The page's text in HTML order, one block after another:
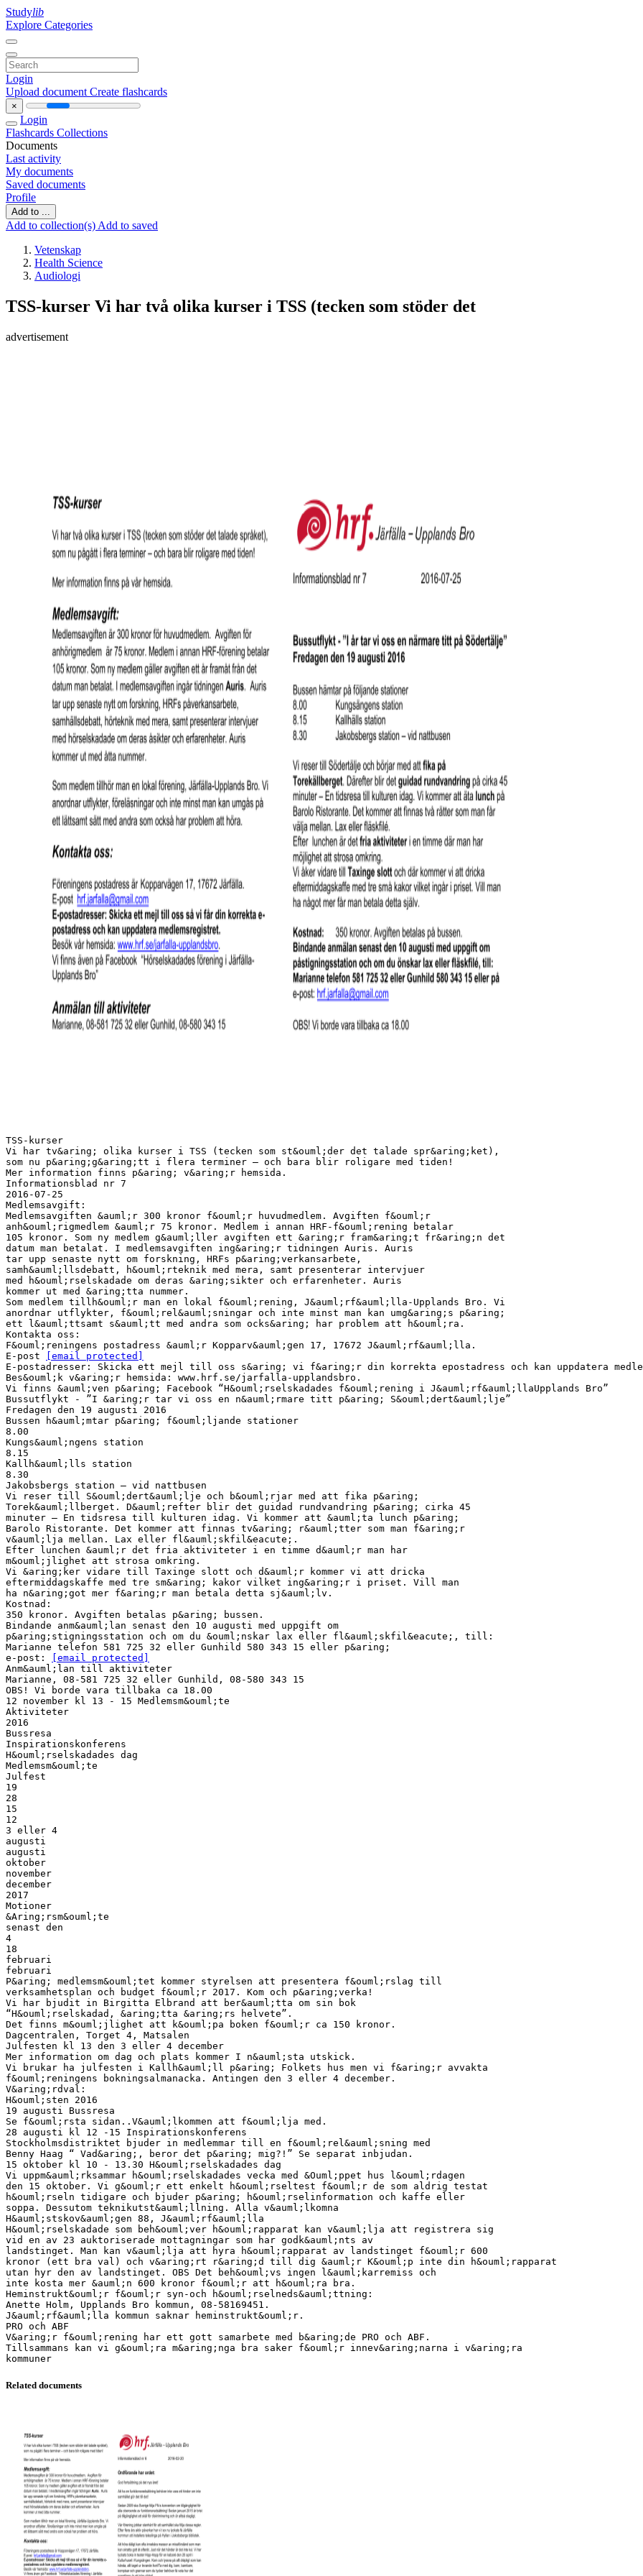
Studylib
Explore Categories
Login
Upload document Create flashcards
×
Login
Flashcards Collections
Documents
Last activity
My documents
Saved documents
Profile
Add to ...
Add to collection(s) Add to saved
Vetenskap
Health Science
Audiologi
TSS-kurser Vi har två olika kurser i TSS (tecken som stöder det
advertisement
TSS-kurser
Vi har tv&aring; olika kurser i TSS (tecken som st&ouml;der det talade spr&aring;ket),
som nu p&aring;g&aring;tt i flera terminer – och bara blir roligare med tiden!
Mer information finns p&aring; v&aring;r hemsida.
Informationsblad nr 7
2016-07-25
Medlemsavgift:
Medlemsavgiften &auml;r 300 kronor f&ouml;r huvudmedlem. Avgiften f&ouml;r
anh&ouml;rigmedlem &auml;r 75 kronor. Medlem i annan HRF-f&ouml;rening betalar
105 kronor. Som ny medlem g&auml;ller avgiften ett &aring;r fram&aring;t fr&aring;n det
datum man betalat. I medlemsavgiften ing&aring;r tidningen Auris. Auris
tar upp senaste nytt om forskning, HRFs p&aring;verkansarbete,
samh&auml;llsdebatt, h&ouml;rteknik med mera, samt presenterar intervjuer
med h&ouml;rselskadade om deras &aring;sikter och erfarenheter. Auris
kommer ut med &aring;tta nummer.
Som medlem tillh&ouml;r man en lokal f&ouml;rening, J&auml;rf&auml;lla-Upplands Bro. Vi
anordnar utflykter, f&ouml;rel&auml;sningar och inte minst man kan umg&aring;s p&aring;
ett l&auml;ttsamt s&auml;tt med andra som ocks&aring; har problem att h&ouml;ra.
Kontakta oss:
F&ouml;reningens postadress &auml;r Kopparv&auml;gen 17, 17672 J&auml;rf&auml;lla.
E-post
[email protected]
E-postadresser: Skicka ett mejl till oss s&aring; vi f&aring;r din korrekta epostadress och kan uppdatera
Bes&ouml;k v&aring;r hemsida: www.hrf.se/jarfalla-upplandsbro.
Vi finns &auml;ven p&aring; Facebook “H&ouml;rselskadades f&ouml;rening i J&auml;rf&auml;llaUpplands Bro”
Bussutflykt - ”I &aring;r tar vi oss en n&auml;rmare titt p&aring; S&ouml;dert&auml;lje”
Fredagen den 19 augusti 2016
Bussen h&auml;mtar p&aring; f&ouml;ljande stationer
8.00
Kungs&auml;ngens station
8.15
Kallh&auml;lls station
8.30
Jakobsbergs station – vid nattbusen
Vi reser till S&ouml;dert&auml;lje och b&ouml;rjar med att fika p&aring;
Torek&auml;llberget. D&auml;refter blir det guidad rundvandring p&aring; cirka 45
minuter – En tidsresa till kulturen idag. Vi kommer att &auml;ta lunch p&aring;
Barolo Ristorante. Det kommer att finnas tv&aring; r&auml;tter som man f&aring;r
v&auml;lja mellan. Lax eller fl&auml;skfil&eacute;.
Efter lunchen &auml;r det fria aktiviteter i en timme d&auml;r man har
m&ouml;jlighet att strosa omkring.
Vi &aring;ker vidare till Taxinge slott och d&auml;r kommer vi att dricka
eftermiddagskaffe med tre sm&aring; kakor vilket ing&aring;r i priset. Vill man
ha n&aring;got mer f&aring;r man betala detta sj&auml;lv.
Kostnad:
350 kronor. Avgiften betalas p&aring; bussen.
Bindande anm&auml;lan senast den 10 augusti med uppgift om
p&aring;stigningsstation och om du &ouml;nskar lax eller fl&auml;skfil&eacute;, till:
Marianne telefon 581 725 32 eller Gunhild 580 343 15 eller p&aring;
e-post:
[email protected]
Anm&auml;lan till aktiviteter
Marianne, 08-581 725 32 eller Gunhild, 08-580 343 15
OBS! Vi borde vara tillbaka ca 18.00
12 november kl 13 - 15 Medlemsm&ouml;te
Aktiviteter
2016
Bussresa
Inspirationskonferens
H&ouml;rselskadades dag
Medlemsm&ouml;te
Julfest
19
28
15
12
3 eller 4
augusti
augusti
oktober
november
december
2017
Motioner
&Aring;rsm&ouml;te
senast den
4
18
februari
februari
P&aring; medlemsm&ouml;tet kommer styrelsen att presentera f&ouml;rslag till
verksamhetsplan och budget f&ouml;r 2017. Kom och p&aring;verka!
Vi har bjudit in Birgitta Elbrand att ber&auml;tta om sin bok
“H&ouml;rselskadad, &aring;tta &aring;rs helvete”.
Det finns m&ouml;jlighet att k&ouml;pa boken f&ouml;r ca 150 kronor.
Dagcentralen, Torget 4, Matsalen
Julfesten kl 13 den 3 eller 4 december
Mer information om dag och plats kommer I n&auml;sta utskick.
Vi brukar ha julfesten i Kallh&auml;ll p&aring; Folkets hus men vi f&aring;r avvakta
f&ouml;reningens bokningsalmanacka. Antingen den 3 eller 4 december.
V&aring;rdval:
H&ouml;sten 2016
19 augusti Bussresa
Se f&ouml;rsta sidan..V&auml;lkommen att f&ouml;lja med.
28 augusti kl 12 -15 Inspirationskonferens
Stockholmsdistriktet bjuder in medlemmar till en f&ouml;rel&auml;sning med
Benny Haag “ Vad&aring;, beror det p&aring; mig?!” Se separat inbjudan.
15 oktober kl 10 - 13.30 H&ouml;rselskadades dag
Vi uppm&auml;rksammar h&ouml;rselskadades vecka med &Ouml;ppet hus l&ouml;rdagen
den 15 oktober. Vi g&ouml;r ett enkelt h&ouml;rseltest f&ouml;r de som aldrig testat
h&ouml;rseln tidigare och bjuder p&aring; h&ouml;rselinformation och kaffe eller
soppa. Dessutom teknikutst&auml;llning. Alla v&auml;lkomna
H&auml;stskov&auml;gen 88, J&auml;rf&auml;lla
H&ouml;rselskadade som beh&ouml;ver h&ouml;rapparat kan v&auml;lja att registrera sig
vid en av 23 auktoriserade mottagningar som har godk&auml;nts av
landstinget. Man kan v&auml;lja att hyra h&ouml;rapparat av landstinget f&ouml;r 600
kronor (ett bra val) och v&aring;rt r&aring;d till dig &auml;r K&ouml;p inte din h&ouml;rapparat
utan hyr den av landstinget. OBS Det beh&ouml;vs ingen l&auml;karremiss och
inte kosta mer &auml;n 600 kronor f&ouml;r att h&ouml;ra bra.
Heminstrukt&ouml;r f&ouml;r syn-och h&ouml;rselneds&auml;ttning:
Anette Holm, Upplands Bro kommun, 08-58169451.
J&auml;rf&auml;lla kommun saknar heminstrukt&ouml;r.
PRO och ABF
V&aring;r f&ouml;rening har ett gott samarbete med b&aring;de PRO och ABF.
Tillsammans kan vi g&ouml;ra m&aring;nga bra saker f&ouml;r innev&aring;narna i v&aring;ra
Related documents